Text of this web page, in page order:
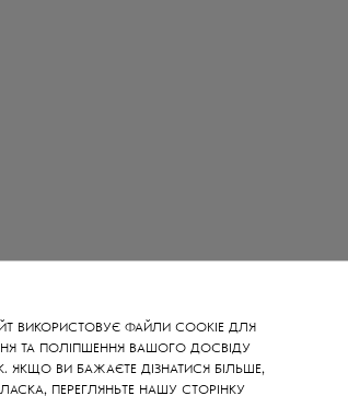
ВИКОРИСТОВУЄ ФАЙЛИ COOKIE ДЛЯ
ТА ПОЛІПШЕННЯ ВАШОГО ДОСВІДУ
ЯКЩО ВИ БАЖАЄТЕ ДІЗНАТИСЯ БІЛЬШЕ,
ПЕРЕГЛЯНЬТЕ НАШУ СТОРІНКУ